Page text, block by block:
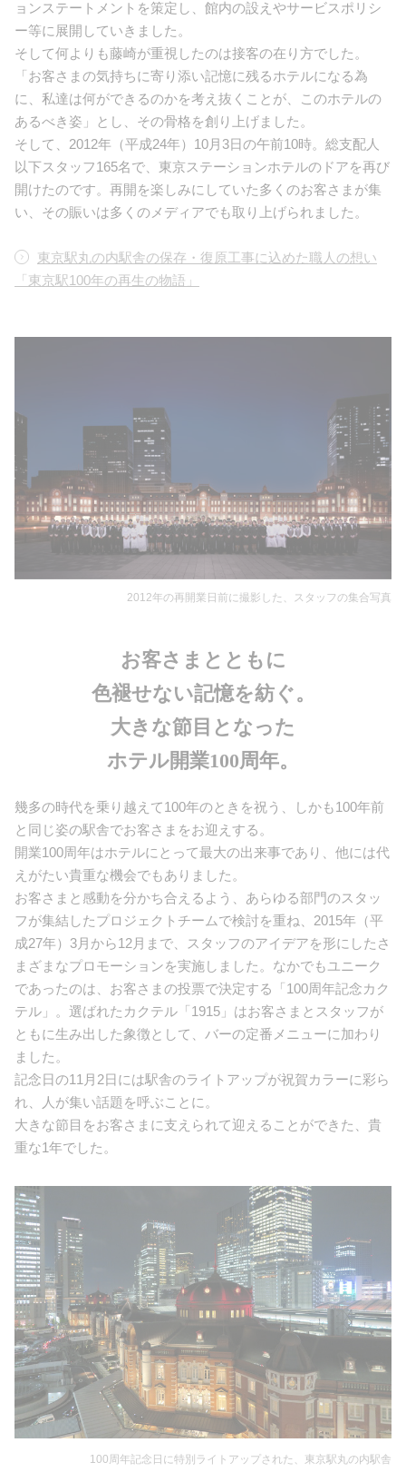
ョンステートメントを策定し、館内の設えやサービスポリシ
ー等に展開していきました。
そして何よりも藤崎が重視したのは接客の在り方でした。
「お客さまの気持ちに寄り添い記憶に残るホテルになる為
に、私達は何ができるのかを考え抜くことが、このホテルの
あるべき姿」とし、その骨格を創り上げました。
そして、2012年（平成24年）10月3日の午前10時。総支配人
以下スタッフ165名で、東京ステーションホテルのドアを再び
開けたのです。再開を楽しみにしていた多くのお客さまが集
い、その賑いは多くのメディアでも取り上げられました。
東京駅丸の内駅舎の保存・復原工事に込めた職人の想い
「東京駅100年の再生の物語」
2012年の再開業日前に撮影した、スタッフの集合写真
お客さまとともに
色褪せない記憶を紡ぐ。
大きな節目となった
ホテル開業100周年。
幾多の時代を乗り越えて100年のときを祝う、しかも100年前
と同じ姿の駅舎でお客さまをお迎えする。
開業100周年はホテルにとって最大の出来事であり、他には代
えがたい貴重な機会でもありました。
お客さまと感動を分かち合えるよう、あらゆる部門のスタッ
フが集結したプロジェクトチームで検討を重ね、2015年（平
成27年）3月から12月まで、スタッフのアイデアを形にしたさ
まざまなプロモーションを実施しました。なかでもユニーク
であったのは、お客さまの投票で決定する「100周年記念カク
テル」。選ばれたカクテル「1915」はお客さまとスタッフが
ともに生み出した象徴として、バーの定番メニューに加わり
ました。
記念日の11月2日には駅舎のライトアップが祝賀カラーに彩ら
れ、人が集い話題を呼ぶことに。
大きな節目をお客さまに支えられて迎えることができた、貴
重な1年でした。
100周年記念日に特別ライトアップされた、東京駅丸の内駅舎